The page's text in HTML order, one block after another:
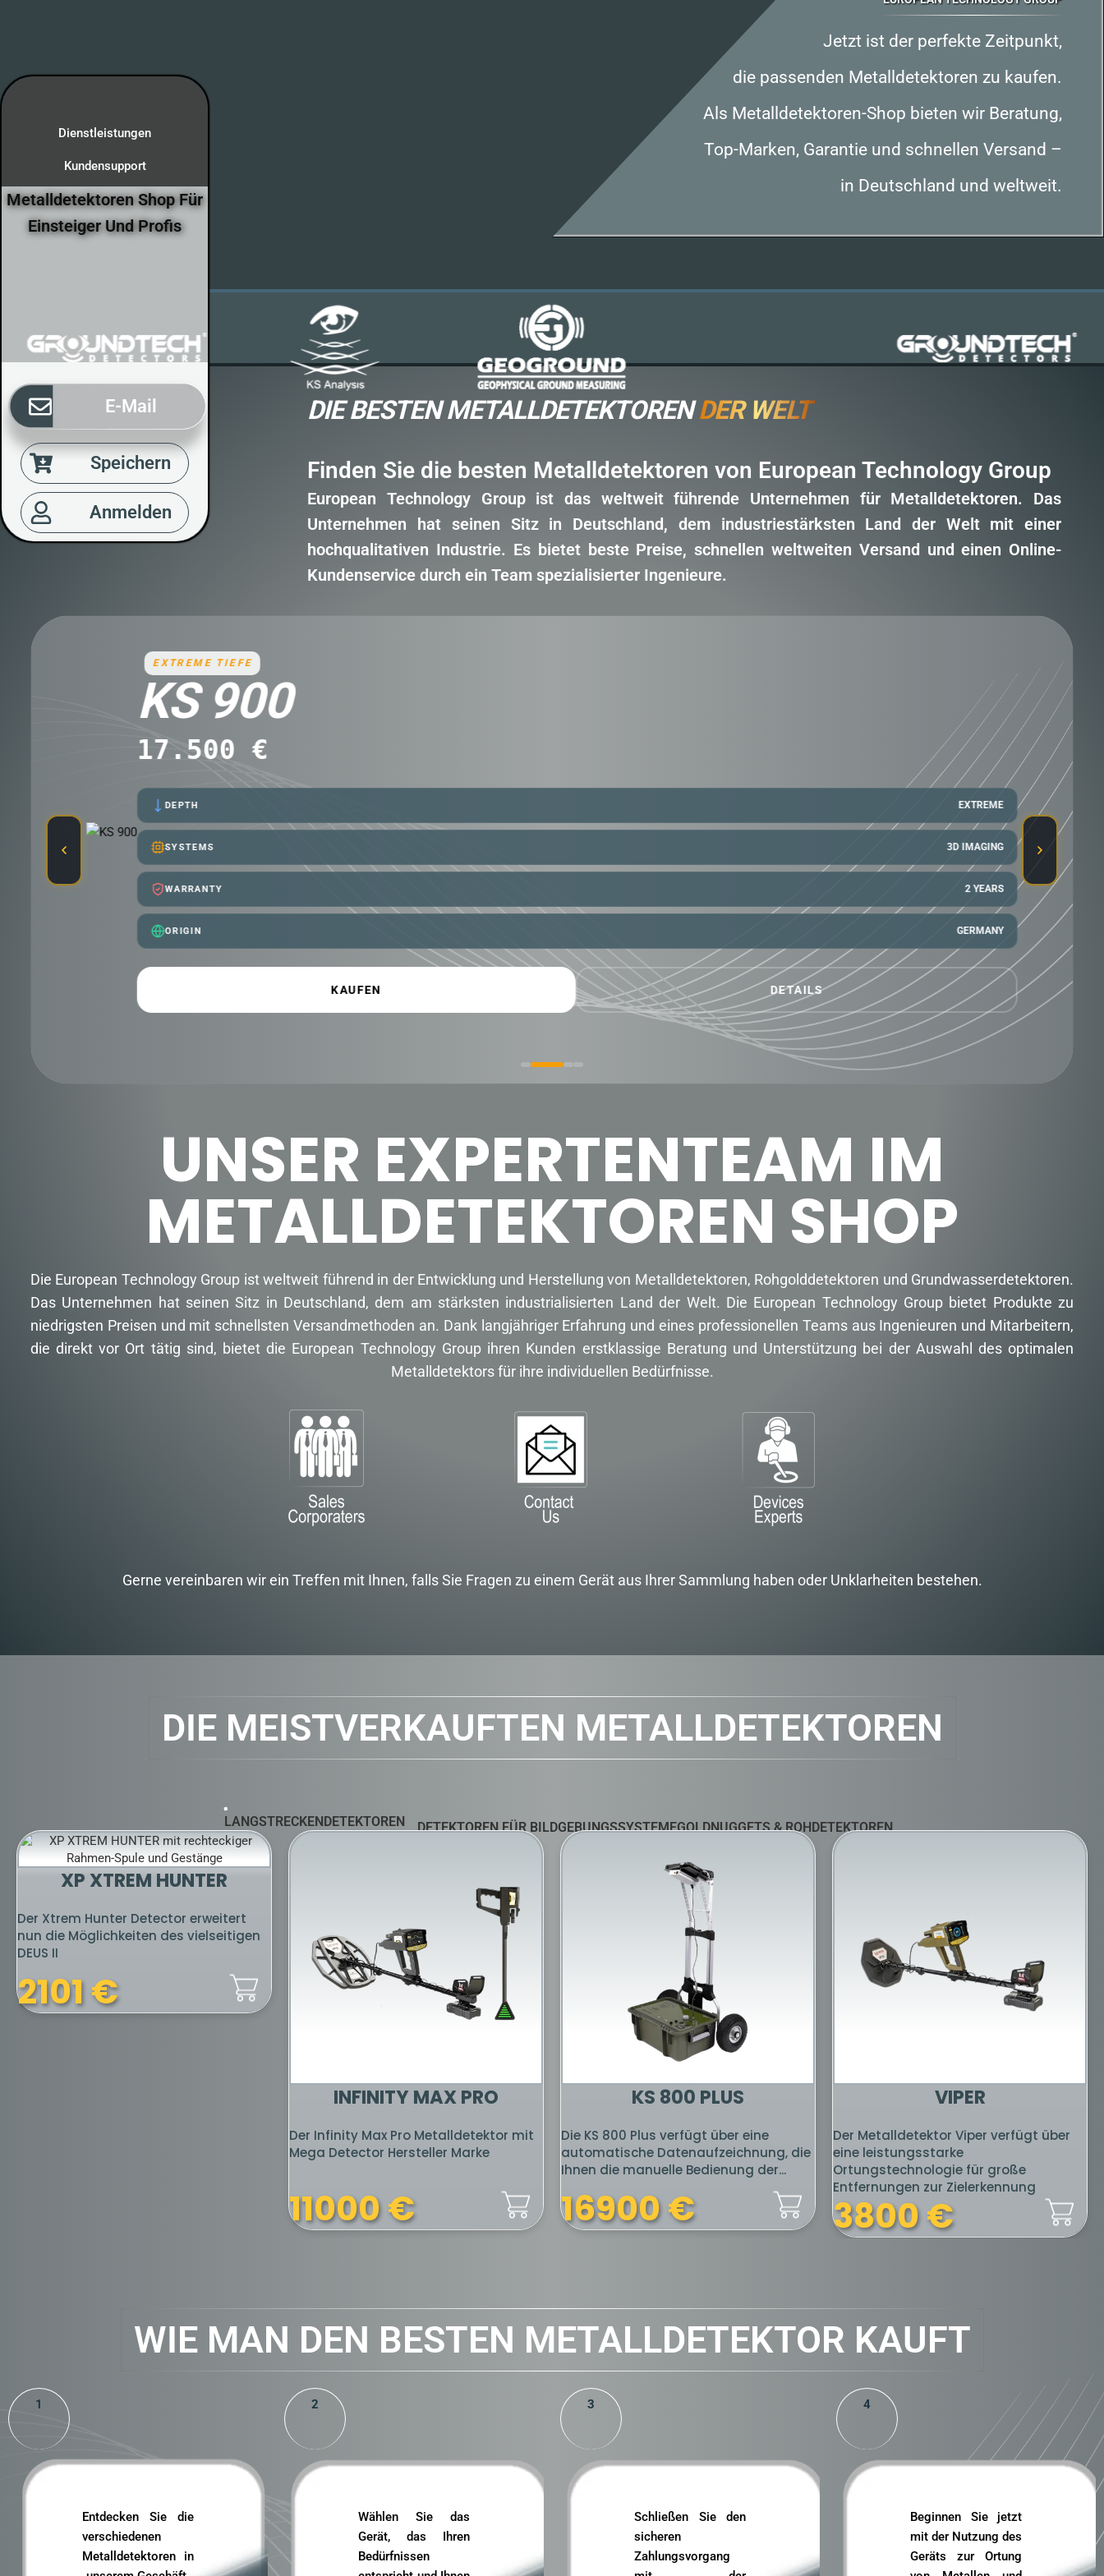
Jetzt ist der perfekte Zeitpunkt,
die passenden Metalldetektoren zu kaufen.
Als Metalldetektoren-Shop bieten wir Beratung,
Top-Marken, Garantie und schnellen Versand –
in Deutschland und weltweit.
Dienstleistungen
Kundensupport
Metalldetektoren Shop Für
Einsteiger Und Profis
E-Mail
Speichern
Anmelden
DIE BESTEN METALLDETEKTORENDER WELT
Finden Sie die besten Metalldetektoren von European Technology Group
European Technology Group ist das weltweit führende Unternehmen für Metalldetektoren. Das
Unternehmen hat seinen Sitz in Deutschland, dem industriestärksten Land der Welt mit einer
hochqualitativen Industrie. Es bietet beste Preise, schnellen weltweiten Versand und einen Online-
Kundenservice durch ein Team spezialisierter Ingenieure.
PROFESSIONELLE GOLDSUCHER.
GOLD LEGEND
2.999 €
DEPTH 40 METER
SYSTEMS 5 SYSTEMS
WARRANTY 3 YEARS
ORIGIN GERMANY
KAUFEN DETAILS
UNSER EXPERTENTEAM IM
METALLDETEKTOREN SHOP
Die European Technology Group ist weltweit führend in der Entwicklung und Herstellung von Metalldetektoren, Rohgolddetektoren und Grundwasserdetektoren.
Das Unternehmen hat seinen Sitz in Deutschland, dem am stärksten industrialisierten Land der Welt. Die European Technology Group bietet Produkte zu
niedrigsten Preisen und mit schnellsten Versandmethoden an. Dank langjähriger Erfahrung und eines professionellen Teams aus Ingenieuren und Mitarbeitern,
die direkt vor Ort tätig sind, bietet die European Technology Group ihren Kunden erstklassige Beratung und Unterstützung bei der Auswahl des optimalen
Metalldetektors für ihre individuellen Bedürfnisse.
Gerne vereinbaren wir ein Treffen mit Ihnen, falls Sie Fragen zu einem Gerät aus Ihrer Sammlung haben oder Unklarheiten bestehen.
DIE MEISTVERKAUFTEN METALLDETEKTOREN
LANGSTRECKENDETEKTOREN DETEKTOREN FÜR BILDGEBUNGSSYSTEMEGOLDNUGGETS & ROHDETEKTOREN
GOLD LEGEND METAL
Der Metalldetektor Gold Legend der
European Technology Group ist ein
2999€
MEGA SCAN PRO NEW
Mega Scan Pro New Edition bietet eine
Mehrzwecklösung für mehrere Systeme
Kombiniert einen 3D-Bodenscanner
5799€
KLAYZER GR PRO
Klayzer Gr Pro verwendet die
effizientesten Systeme mit
Hochfrequenzwellentechnologien
3400€
WIE MAN DEN BESTEN METALLDETEKTOR KAUFT
1
Entdecken Sie die
verschiedenen
Metalldetektoren in
2
Wählen Sie das
Gerät, das Ihren
Bedürfnissen
3
Schließen Sie den
sicheren
Zahlungsvorgang
4
Beginnen Sie jetzt
mit der Nutzung des
Geräts zur Ortung